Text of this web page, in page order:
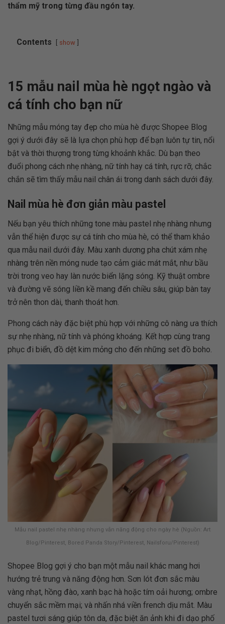
thẩm mỹ trong từng đầu ngón tay.
Contents show
15 mẫu nail mùa hè ngọt ngào và
cá tính cho bạn nữ
Những mẫu móng tay đẹp cho mùa hè được Shopee Blog
gợi ý dưới đây sẽ là lựa chọn phù hợp để bạn luôn tự tin, nổi
bật và thời thượng trong từng khoảnh khắc. Dù bạn theo
đuổi phong cách nhẹ nhàng, nữ tính hay cá tính, rực rỡ, chắc
chắn sẽ tìm thấy mẫu nail chân ái trong danh sách dưới đây.
Nail mùa hè đơn giản màu pastel
Nếu bạn yêu thích những tone màu pastel nhẹ nhàng nhưng
vẫn thể hiện được sự cá tính cho mùa hè, có thể tham khảo
qua mẫu nail dưới đây. Màu xanh dương pha chút xám nhẹ
nhàng trên nền móng nude tạo cảm giác mát mắt, như bầu
trời trong veo hay làn nước biển lặng sóng. Kỹ thuật ombre
và đường vẽ sóng liền kề mang đến chiều sâu, giúp bàn tay
trở nên thon dài, thanh thoát hơn.
Phong cách này đặc biệt phù hợp với những cô nàng ưa thích
sự nhẹ nhàng, nữ tính và phóng khoáng. Kết hợp cùng trang
phục đi biển, đồ dệt kim mỏng cho đến những set đồ boho.
Mẫu nail pastel nhẹ nhàng nhưng vẫn năng động cho ngày hè (Nguồn: Art
Blog/Pinterest, Bored Panda Story/Pinterest, Nailsforu/Pinterest)
Shopee Blog gợi ý cho bạn một mẫu nail khác mang hơi
hướng trẻ trung và năng động hơn. Sơn lót đơn sắc màu
vàng nhạt, hồng đào, xanh bạc hà hoặc tím oải hương; ombre
chuyển sắc mềm mại; và nhấn nhá viền french dịu mắt. Màu
pastel tươi sáng giúp tôn da, đặc biệt ăn ảnh khi đi dạo phố